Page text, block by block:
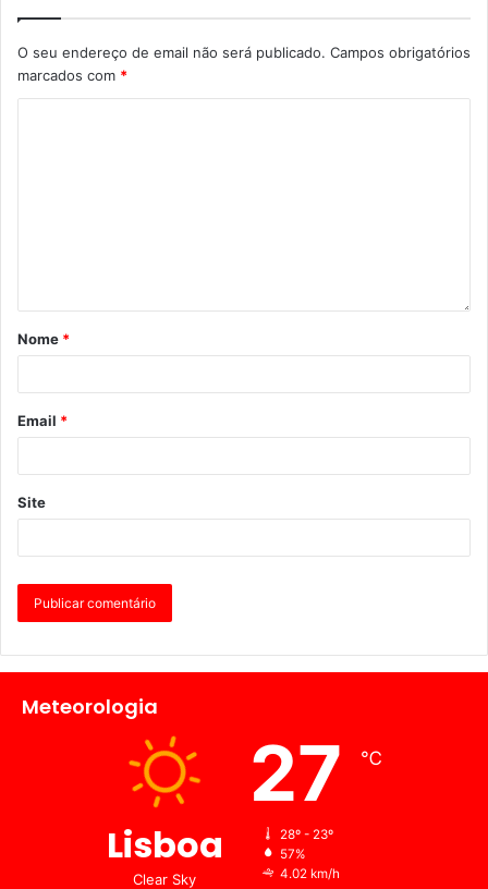
O seu endereço de email não será publicado. Campos obrigatórios
marcados com *
Nome *
Email *
Site
Meteorologia
Lisboa
Clear Sky
27 ℃
28º - 23º
57%
4.02 km/h